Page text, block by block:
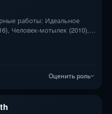
работы: Идеальное
Человек-мотылек (2010),
Оценить роль